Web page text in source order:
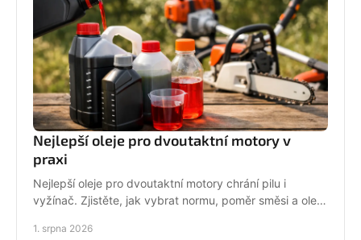
Nejlepší oleje pro dvoutaktní motory v
praxi
Nejlepší oleje pro dvoutaktní motory chrání pilu i
vyžínač. Zjistěte, jak vybrat normu, poměr směsi a olej
1. srpna 2026